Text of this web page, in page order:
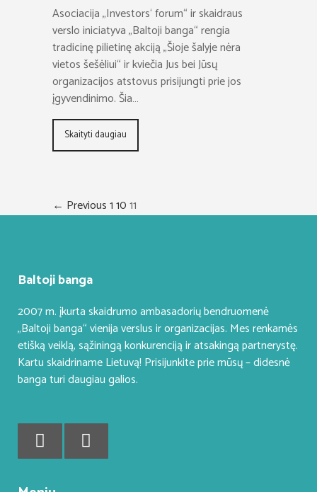
Asociacija „Investors‘ forum“ ir skaidraus
verslo iniciatyva „Baltoji banga“ rengia
tradicinę pilietinę akciją „Šioje šalyje nėra
vietos šešėliui“ ir kviečia Jus bei Jūsų
organizacijos atstovus prisijungti prie jos
įgyvendinimo. Šia…
Skaityti daugiau
← Previous11011
Baltoji banga
2007 m. įkurta skaidrumo ambasadorių bendruomenė
„Baltoji banga“ vienija verslus ir organizacijas. Mes renkamės
etišką veiklą, sąžiningą konkurenciją ir atsakingą partnerystę.
Kartu skaidriname Lietuvą! Prisijunkite prie mūsų – didesnė
banga turi daugiau galios.